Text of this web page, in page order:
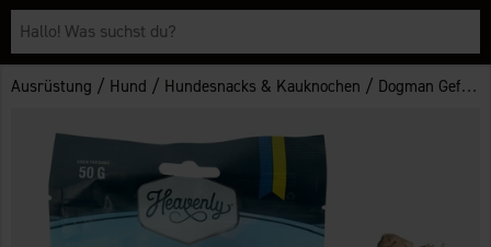
Ausrüstung / Hund / Hundesnacks & Kauknochen / Dogman Gefriergetrocknete Hundesnacks